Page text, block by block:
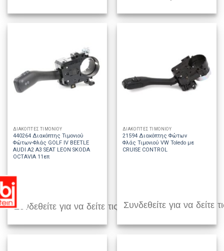
ΔΙΑΚΟΠΤΕΣ ΤΙΜΟΝΙΟΥ
440264 Διακόπτης Τιμονιού
Φώτων-Φλάς GOLF IV BEETLE
AUDI A2 A3 SEAT LEON SKODA
OCTAVIA 11επ
Συνδεθείτε για να δείτε τις τιμές
ΔΙΑΚΟΠΤΕΣ ΤΙΜΟΝΙΟΥ
21594 Διακόπτης Φώτων
Φλάς Τιμονιού VW Toledo με
CRUISE CONTROL
Συνδεθείτε για να δείτε